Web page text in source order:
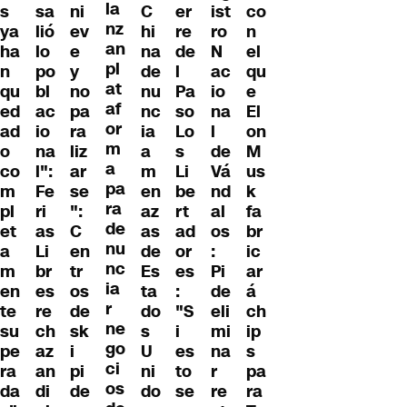
s
ya
ha
n
qu
ed
ad
o
co
m
pl
et
a
m
en
te
su
pe
ra
da
sa
lió
lo
po
bl
ac
io
na
l":
Fe
ri
as
Li
br
es
re
ch
az
an
di
ni
ev
e
y
no
pa
ra
liz
ar
se
":
C
en
tr
os
de
sk
i
pi
de
la
nz
an
pl
at
af
or
m
a
pa
ra
de
nu
nc
ia
r
ne
go
ci
os
C
hi
na
de
nu
nc
ia
a
m
en
az
as
de
Es
ta
do
s
U
ni
do
er
re
de
l
Pa
so
Lo
s
Li
be
rt
ad
or
es
:
"S
i
es
to
se
ist
ro
N
ac
io
na
l
de
Vá
nd
al
os
:
Pi
de
eli
mi
na
r
re
co
n
el
qu
e
El
on
M
us
k
fa
br
ic
ar
á
ch
ip
s
pa
ra